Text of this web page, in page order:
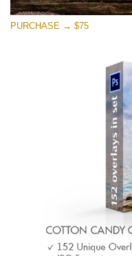
PURCHASE → $75